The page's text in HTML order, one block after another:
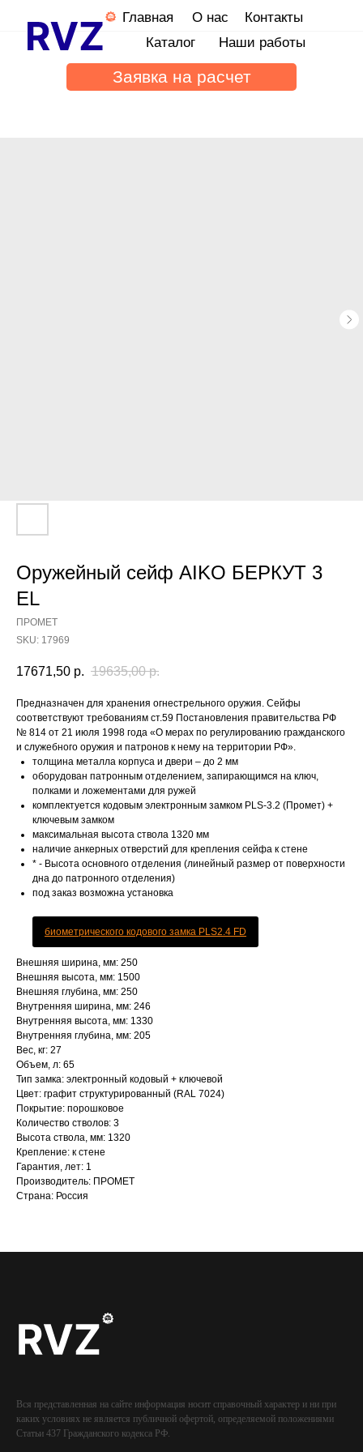
Главная
О нас
Наши работы
Каталог
Контакты
Заявка на расчет
Оружейный сейф AIKO БЕРКУТ 3
EL
ПРОМЕТ
SKU: 17969
17671,50 р. 19635,00 р.
Предназначен для хранения огнестрельного оружия. Сейфы
соответствуют требованиям ст.59 Постановления правительства РФ
№ 814 от 21 июля 1998 года «О мерах по регулированию гражданского
и служебного оружия и патронов к нему на территории РФ».
толщина металла корпуса и двери – до 2 мм
оборудован патронным отделением, запирающимся на ключ,
полками и ложементами для ружей
комплектуется кодовым электронным замком PLS-3.2 (Промет) +
ключевым замком
максимальная высота ствола 1320 мм
наличие анкерных отверстий для крепления сейфа к стене
* - Высота основного отделения (линейный размер от поверхности
дна до патронного отделения)
под заказ возможна установка
биометрического кодового замка PLS2.4 FD
Внешняя ширина, мм: 250
Внешняя высота, мм: 1500
Внешняя глубина, мм: 250
Внутренняя ширина, мм: 246
Внутренняя высота, мм: 1330
Внутренняя глубина, мм: 205
Вес, кг: 27
Объем, л: 65
Тип замка: электронный кодовый + ключевой
Цвет: графит структурированный (RAL 7024)
Покрытие: порошковое
Количество стволов: 3
Высота ствола, мм: 1320
Крепление: к стене
Гарантия, лет: 1
Производитель: ПРОМЕТ
Страна: Россия
Вся представленная на сайте информация носит справочный характер и ни при
каких условиях не является публичной офертой, определяемой положениями
Статьи 437 Гражданского кодекса РФ.